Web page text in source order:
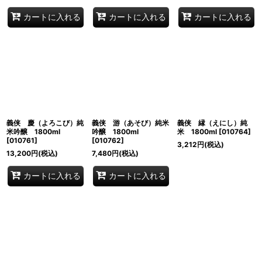
カートに入れる カートに入れる カートに入れる
義侠 慶（よろこび）純
米吟醸 1800ml
[010761]
13,200円(税込)
カートに入れる
義侠 游（あそび）純米
吟醸 1800ml
[010762]
7,480円(税込)
カートに入れる
義侠 縁（えにし）純
米 1800ml [010764]
3,212円(税込)